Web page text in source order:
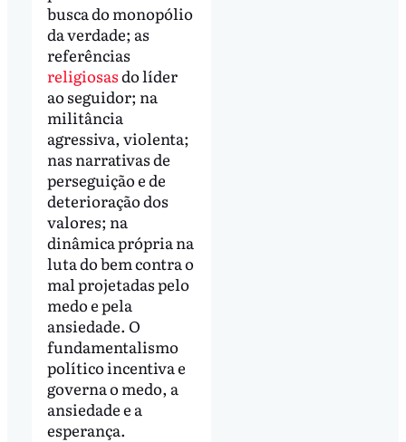
busca do monopólio
da verdade; as
referências
religiosasdo líder
ao seguidor; na
militância
agressiva, violenta;
nas narrativas de
perseguição e de
deterioração dos
valores; na
dinâmica própria na
luta do bem contra o
mal projetadas pelo
medo e pela
ansiedade. O
fundamentalismo
político incentiva e
governa o medo, a
ansiedade e a
esperança.